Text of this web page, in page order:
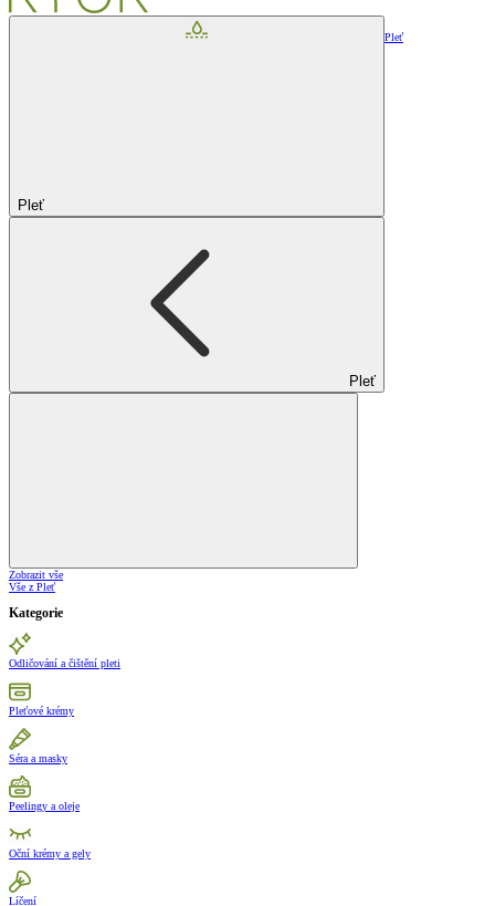
Pleť
Pleť
Pleť
Zobrazit vše
Vše z Pleť
Kategorie
Odličování a čištění pleti
Pleťové krémy
Séra a masky
Peelingy a oleje
Oční krémy a gely
Líčení